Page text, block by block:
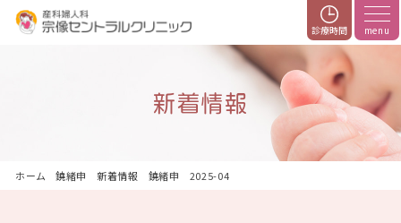
診療時間
新着情報
ホーム 新着情報 2025-04